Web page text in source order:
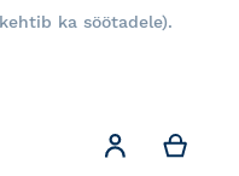
ka söötadele).
Minu konto